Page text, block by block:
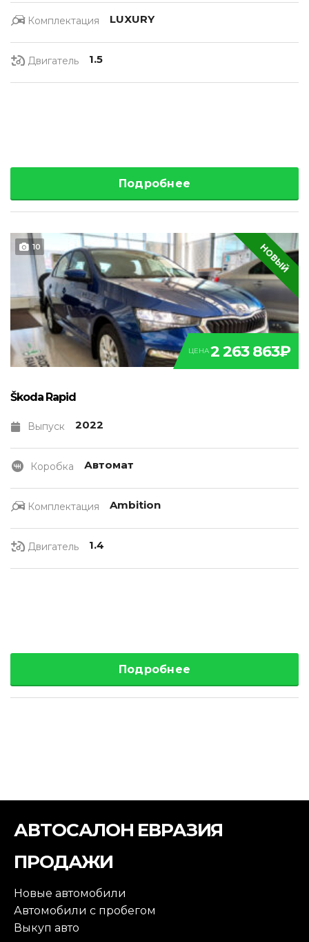
Комплектация LUXURY
Двигатель 1.5
Подробнее
10 НОВЫЙ
ЦЕНА2 263 863₽
Škoda Rapid
Выпуск 2022
Коробка Автомат
Комплектация Ambition
Двигатель 1.4
Подробнее
АВТОСАЛОН ЕВРАЗИЯ
ПРОДАЖИ
Новые автомобили
Автомобили с пробегом
Выкуп авто